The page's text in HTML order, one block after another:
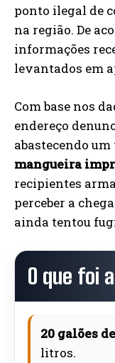
ponto ilegal de
na região. De
informações
levantados em
Com base nos
endereço
abastecendo
mangueira
recipientes
perceber a
ainda tentou
O que foi
20 galões
litros.